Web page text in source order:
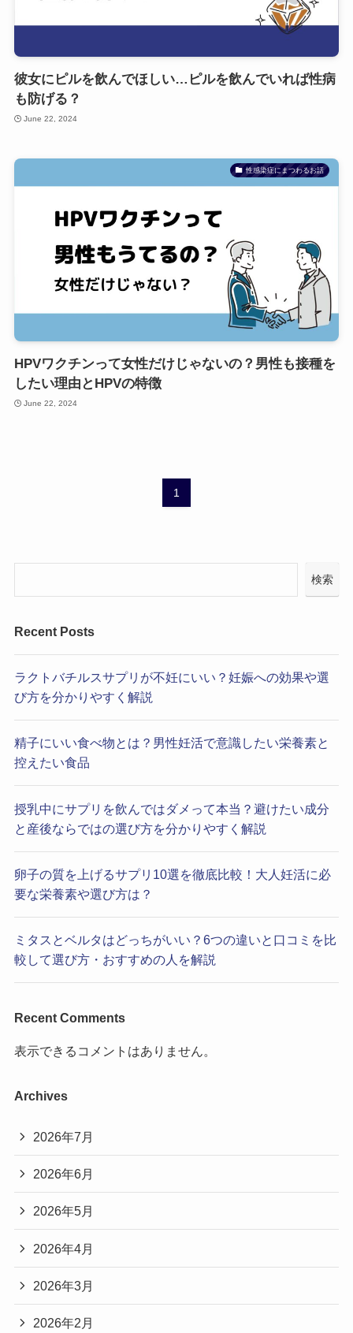
彼女にピルを飲んでほしい…ピルを飲んでいれば性病
も防げる？
June 22, 2024
性感染症にまつわるお話
HPVワクチンって女性だけじゃないの？男性も接種を
したい理由とHPVの特徴
June 22, 2024
1
検索
Recent Posts
ラクトバチルスサプリが不妊にいい？妊娠への効果や選
び方を分かりやすく解説
精子にいい食べ物とは？男性妊活で意識したい栄養素と
控えたい食品
授乳中にサプリを飲んではダメって本当？避けたい成分
と産後ならではの選び方を分かりやすく解説
卵子の質を上げるサプリ10選を徹底比較！大人妊活に必
要な栄養素や選び方は？
ミタスとベルタはどっちがいい？6つの違いと口コミを比
較して選び方・おすすめの人を解説
Recent Comments
表示できるコメントはありません。
Archives
2026年7月
2026年6月
2026年5月
2026年4月
2026年3月
2026年2月